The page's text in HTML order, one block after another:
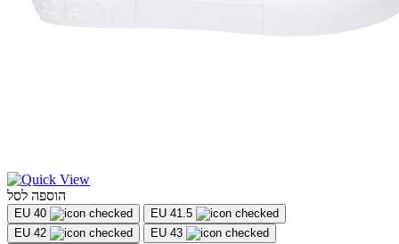
הוספה לסל
EU 40
EU 41.5
EU 42
EU 43